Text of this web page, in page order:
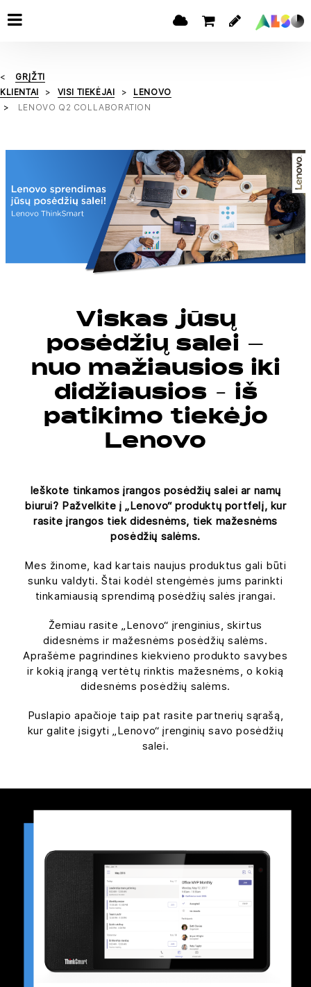
GRĮŽTI
KLIENTAI
VISI TIEKĖJAI
LENOVO
LENOVO Q2 COLLABORATION
Viskas jūsų
posėdžių salei –
nuo mažiausios iki
didžiausios - iš
patikimo tiekėjo
Lenovo
Ieškote tinkamos įrangos posėdžių salei ar namų
biurui? Pažvelkite į „Lenovo“ produktų portfelį, kur
rasite įrangos tiek didesnėms, tiek mažesnėms
posėdžių salėms.​
Mes žinome, kad kartais naujus produktus gali būti
sunku valdyti. Štai kodėl stengėmės jums parinkti
tinkamiausią sprendimą posėdžių salės įrangai.​
​Žemiau rasite „Lenovo“ įrenginius, skirtus
didesnėms ir mažesnėms posėdžių salėms.
Aprašėme pagrindines kiekvieno produkto savybes
ir kokią įrangą vertėtų rinktis mažesnėms, o kokią
didesnėms posėdžių salėms.​
Puslapio apačioje taip pat rasite partnerių sąrašą,
kur galite įsigyti „Lenovo“ įrenginių savo posėdžių
salei.​